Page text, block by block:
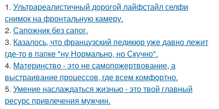
1. Ультрареалистичный дорогой лайфстайл селфи
снимок на фронтальную камеру.
2. Сапожник без сапог.
3. Казалось, что французский педикюр уже давно лежит
где-то в папке "ну Нормально, но Скучно".
4. Материнство - это не самопожертвование, а
выстраивание процессов, где всем комфортно.
5. Умение наслаждаться жизнью - это твой главный
ресурс привлечения мужчин.